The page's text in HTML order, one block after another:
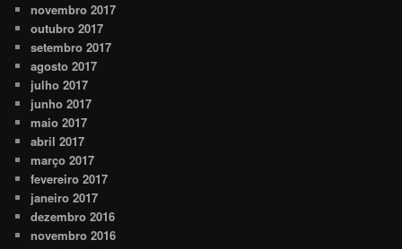
novembro 2017
outubro 2017
setembro 2017
agosto 2017
julho 2017
junho 2017
maio 2017
abril 2017
março 2017
fevereiro 2017
janeiro 2017
dezembro 2016
novembro 2016